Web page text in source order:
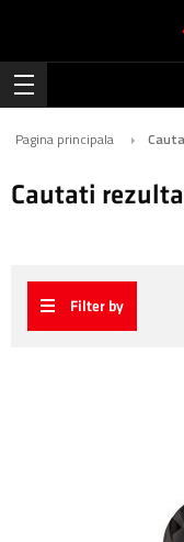
Pagina principala
Cautati
Filter by